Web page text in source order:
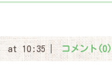
at 10:35 コメント(0)